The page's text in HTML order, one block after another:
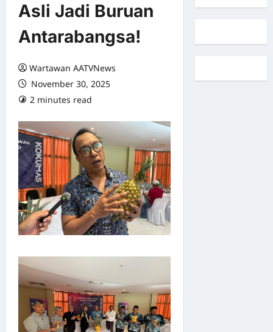
Asli Jadi Buruan
Antarabangsa!
Wartawan AATVNews
November 30, 2025
2 minutes read